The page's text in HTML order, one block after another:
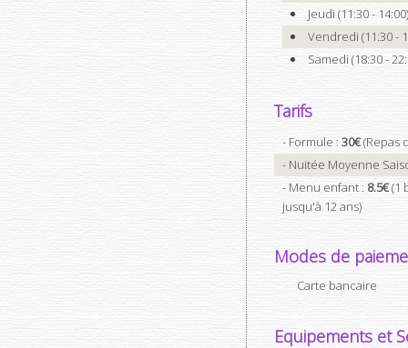
Jeudi (11:30 - 14:00)
Vendredi (11:30 -
Samedi (18:30 -
Tarifs
- Formule : 30€(Repas
- Nuitée Moyenne
- Menu enfant : 8.5€(1
jusqu'à 12 ans)
Modes de
Carte bancaire
Equipements et